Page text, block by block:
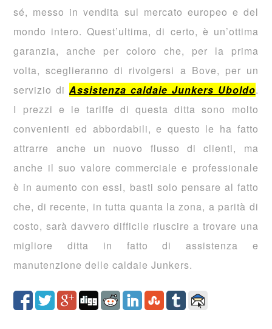
sé, messo in vendita sul mercato europeo e del
mondo intero. Quest’ultima, di certo, è un’ottima
garanzia, anche per coloro che, per la prima
volta, sceglieranno di rivolgersi a Bove, per un
servizio diAssistenza caldaie Junkers Uboldo.
I prezzi e le tariffe di questa ditta sono molto
convenienti ed abbordabili, e questo le ha fatto
attrarre anche un nuovo flusso di clienti, ma
anche il suo valore commerciale e professionale
è in aumento con essi, basti solo pensare al fatto
che, di recente, in tutta quanta la zona, a parità di
costo, sarà davvero difficile riuscire a trovare una
migliore ditta in fatto di assistenza e
manutenzione delle caldaie Junkers.